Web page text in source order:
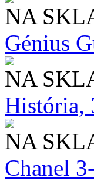
NA
Génius
NA
História,
NA
Chanel